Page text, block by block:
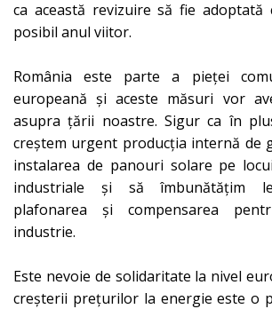
ca această revizuire să fie adoptată
posibil anul viitor.
România este parte a pieței
europeană și aceste măsuri vor
asupra țării noastre. Sigur ca în
creștem urgent producția internă de
instalarea de panouri solare pe
industriale și să îmbunătățim
plafonarea și compensarea
industrie.
Este nevoie de solidaritate la nivel
creșterii prețurilor la energie este o